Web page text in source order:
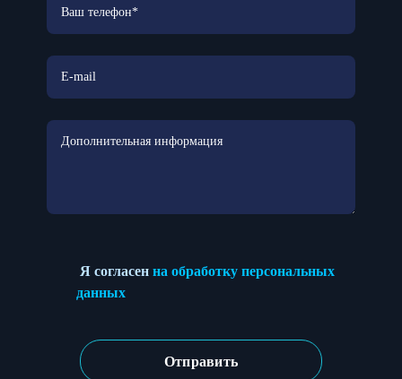
Я согласен на обработку персональных
данных